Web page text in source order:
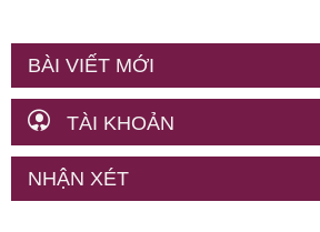
BÀI VIẾT MỚI
TÀI KHOẢN
NHẬN XÉT